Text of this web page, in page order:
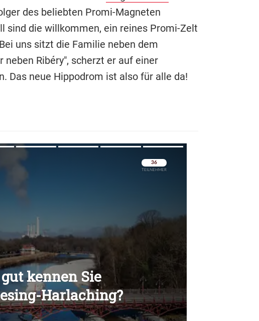
des beliebten Promi-Magneten
sind die willkommen, ein reines Promi-Zelt
uns sitzt die Familie neben dem
neben Ribéry", scherzt er auf einer
Das neue Hippodrom ist also für alle da!
Überspringen
Überspringen